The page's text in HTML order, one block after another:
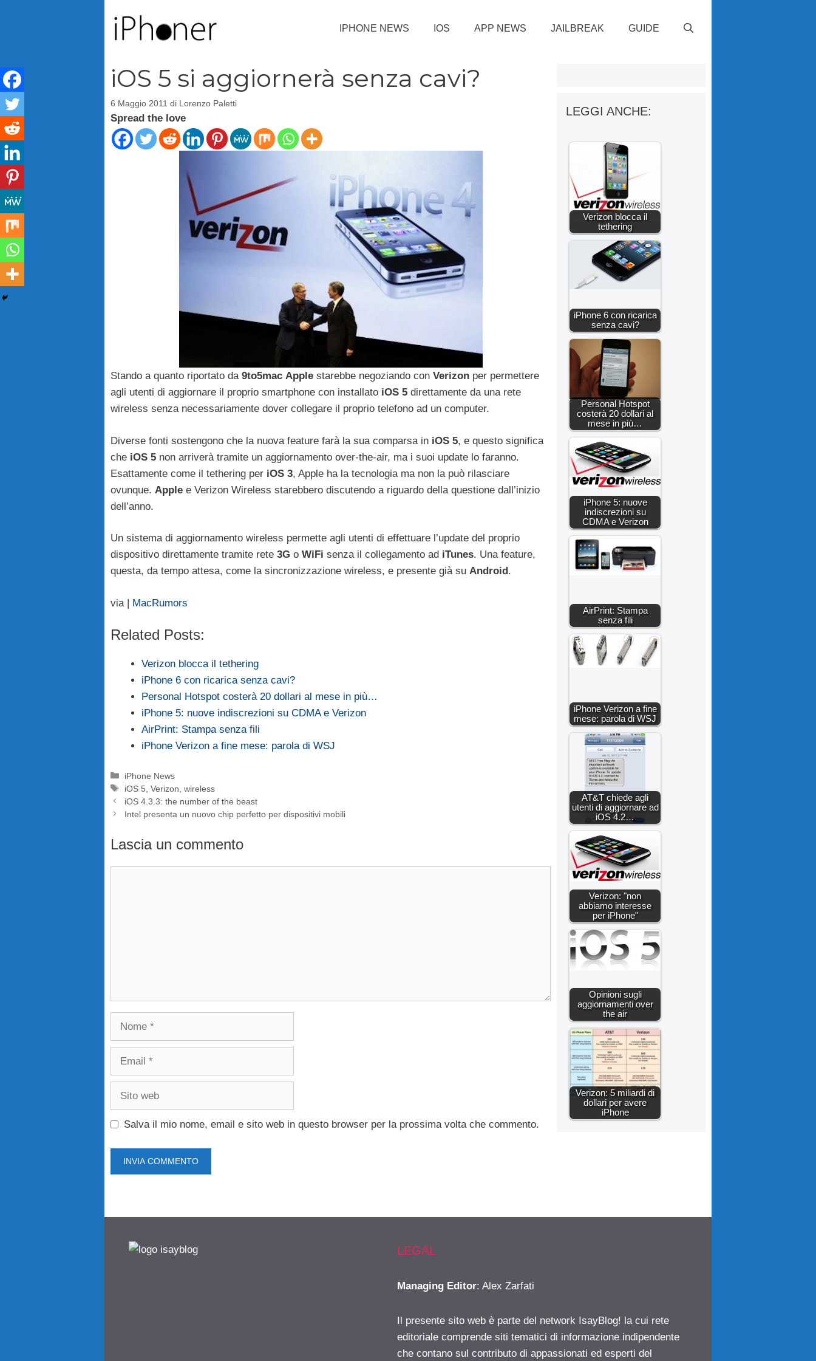
IPHONE NEWS IOS APP NEWS JAILBREAK GUIDE
iOS 5 si aggiornerà senza cavi?
6 Maggio 2011 di Lorenzo Paletti
Spread the love
Stando a quanto riportato da 9to5mac Apple starebbe negoziando con Verizon per permettere
agli utenti di aggiornare il proprio smartphone con installato iOS 5 direttamente da una rete
wireless senza necessariamente dover collegare il proprio telefono ad un computer.
Diverse fonti sostengono che la nuova feature farà la sua comparsa in iOS 5, e questo significa
che iOS 5 non arriverà tramite un aggiornamento over-the-air, ma i suoi update lo faranno.
Esattamente come il tethering per iOS 3, Apple ha la tecnologia ma non la può rilasciare
ovunque. Apple e Verizon Wireless starebbero discutendo a riguardo della questione dall’inizio
dell’anno.
Un sistema di aggiornamento wireless permette agli utenti di effettuare l’update del proprio
dispositivo direttamente tramite rete 3G o WiFi senza il collegamento ad iTunes. Una feature,
questa, da tempo attesa, come la sincronizzazione wireless, e presente già su Android.
via | MacRumors
Related Posts:
Verizon blocca il tethering
iPhone 6 con ricarica senza cavi?
Personal Hotspot costerà 20 dollari al mese in più…
iPhone 5: nuove indiscrezioni su CDMA e Verizon
AirPrint: Stampa senza fili
iPhone Verizon a fine mese: parola di WSJ
Categorie
iPhone News
Tag
iOS 5 ,Verizon ,wireless
iOS 4.3.3: the number of the beast
Intel presenta un nuovo chip perfetto per dispositivi mobili
Lascia un commento
Nome
Email
Sito
Salva il mio nome, email e sito web in questo browser per la prossima volta che commento.
LEGGI ANCHE:
Verizon blocca il
tethering
iPhone 6 con ricarica
senza cavi?
Personal Hotspot
costerà 20 dollari al
mese in più…
iPhone 5: nuove
indiscrezioni su
CDMA e Verizon
AirPrint: Stampa
senza fili
iPhone Verizon a fine
mese: parola di WSJ
AT&T chiede agli
utenti di aggiornare ad
iOS 4.2…
Verizon: "non
abbiamo interesse
per iPhone"
Opinioni sugli
aggiornamenti over
the air
Verizon: 5 miliardi di
dollari per avere
iPhone
LEGAL
Managing Editor: Alex Zarfati
Il presente sito web è parte del network IsayBlog! la cui rete
editoriale comprende siti tematici di informazione indipendente
che contano sul contributo di appassionati ed esperti del